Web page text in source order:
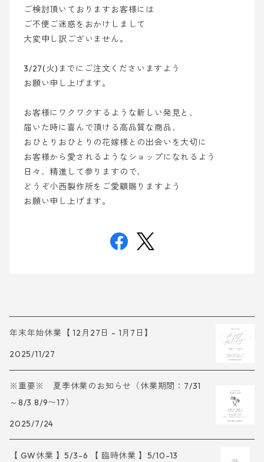
ご検討頂いておりますお客様には
ご不便ご迷惑をおかけしまして
大変申し訳ございません。
3/27(火)までにご注文くださいますよう
お願い申し上げます。
お客様にワクワクするような新しい発見と、
届いた時に喜んで頂ける高品質な商品、
おひとりおひとりの花嫁様との出会いを大切に
お客様から愛されるようなショップになれるよう
日々、精進して参りますので、
どうぞ小西製作所をご愛顧賜りますよう
お願い申し上げます。
年末年始休業【 12月27日 - 1月7日】
2025/11/27
※重要※ 夏季休業のお知らせ（休業期間：7/31
～8/3 8/9〜17）
2025/7/24
【 GW休業 】5/3-6 【 臨時休業 】5/10-13